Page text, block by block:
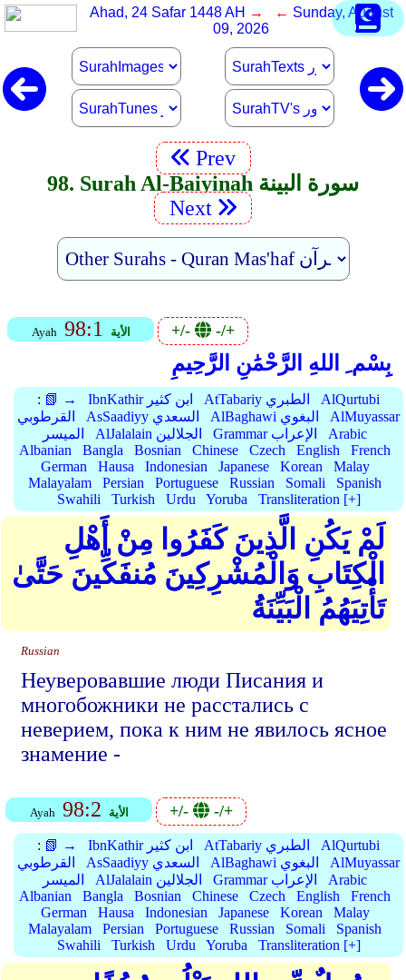
Ahad, 24 Safar 1448 AH → ← Sunday, August
09, 2026
Prev
98. Surah Al-Baiyinah سورة البينة
Next
Ayah 98:1 الأية +/- -/+
بِسْم ِ اللهِ الرَّحْمَٰنِ الرَّحِيمِ
: 📗 → IbnKathir ابن كثير AtTabariy الطبري
AlQurtubi
القرطوبي
AsSaadiyy السعدي AlBaghawi البغوي
AlMuyassar
الميسر
AlJalalain الجلالين Grammar الإعراب
Arabic
Albanian
Bangla Bosnian Chinese Czech English
French
German
Hausa Indonesian Japanese Korean
Malay
Malayalam
Persian Portuguese Russian Somali
Spanish
Swahili
Turkish Urdu Yoruba Transliteration [+]
لَمْ يَكُنِ الَّذِينَ كَفَرُوا مِنْ أَهْلِ
الْكِتَابِ وَالْمُشْرِكِينَ مُنفَكِّينَ حَتَّىٰ
تَأْتِيَهُمُ الْبَيِّنَةُ
Russian
Неуверовавшие люди Писания и
многобожники не расстались с
неверием, пока к ним не явилось ясное
знамение -
Ayah 98:2 الأية +/- -/+
: 📗 → IbnKathir ابن كثير AtTabariy الطبري
AlQurtubi
القرطوبي
AsSaadiyy السعدي AlBaghawi البغوي
AlMuyassar
الميسر
AlJalalain الجلالين Grammar الإعراب
Arabic
Albanian
Bangla Bosnian Chinese Czech English
French
German
Hausa Indonesian Japanese Korean
Malay
Malayalam
Persian Portuguese Russian Somali
Spanish
Swahili
Turkish Urdu Yoruba Transliteration [+]